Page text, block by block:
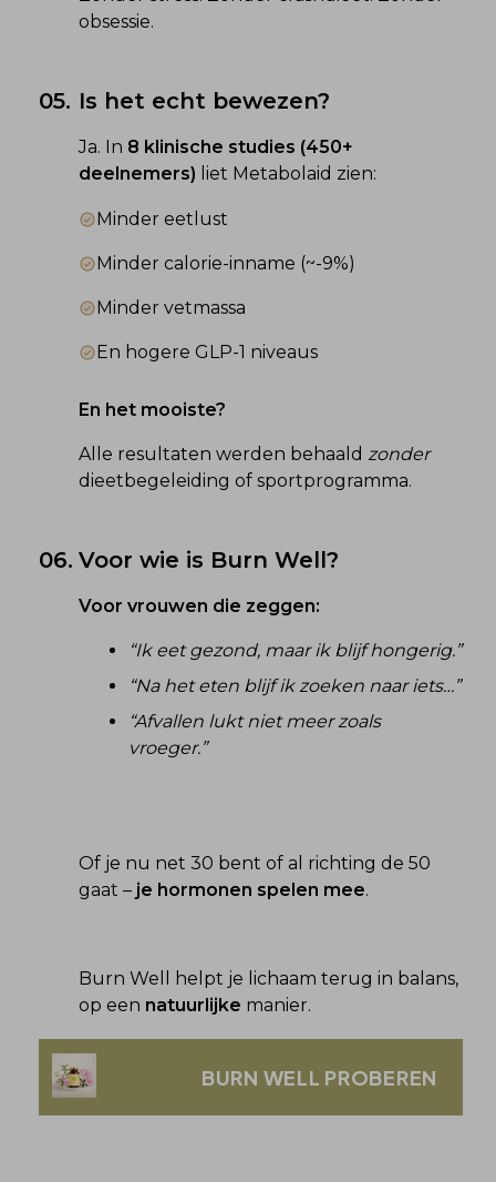
obsessie.
05. Is het echt bewezen?
Ja. In 8 klinische studies (450+
deelnemers) liet Metabolaid zien:
Minder eetlust
Minder calorie-inname (~-9%)
Minder vetmassa
En hogere GLP-1 niveaus
En het mooiste?
Alle resultaten werden behaald zonder
dieetbegeleiding of sportprogramma.
06. Voor wie is Burn Well?
Voor vrouwen die zeggen:
“Ik eet gezond, maar ik blijf hongerig.”
“Na het eten blijf ik zoeken naar iets…”
“Afvallen lukt niet meer zoals
vroeger.”
Of je nu net 30 bent of al richting de 50
gaat – je hormonen spelen mee.
Burn Well helpt je lichaam terug in balans,
op een natuurlijke manier.
BURN WELL PROBEREN